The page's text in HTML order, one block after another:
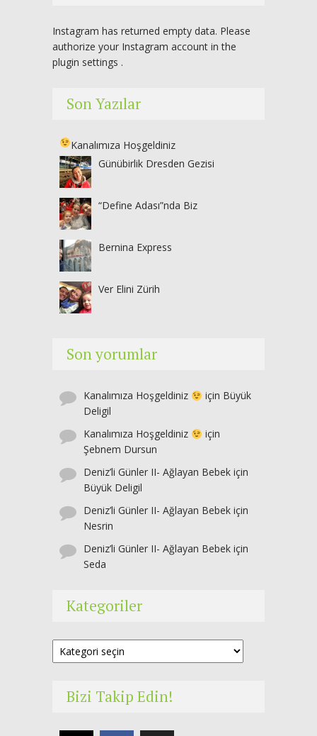
Instagram has returned empty data. Please
authorize your Instagram account in the
plugin settings .
Son Yazılar
Kanalımıza Hoşgeldiniz
Günübirlik Dresden Gezisi
“Define Adası”nda Biz
Bernina Express
Ver Elini Zürih
Son yorumlar
Kanalımıza Hoşgeldiniz için Büyük
Deligil
Kanalımıza Hoşgeldiniz
için
Şebnem Dursun
Deniz’li Günler II- Ağlayan Bebek için
Büyük Deligil
Deniz’li Günler II- Ağlayan Bebek için
Nesrin
Deniz’li Günler II- Ağlayan Bebek için
Seda
Kategoriler
Kategoriler
Bizi Takip Edin!